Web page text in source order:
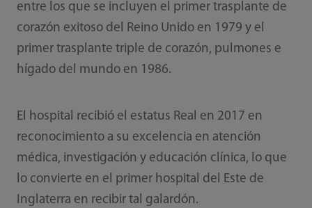
entre los que se incluyen el primer trasplante de
corazón exitoso del Reino Unido en 1979 y el
primer trasplante triple de corazón, pulmones e
hígado del mundo en 1986.
El hospital recibió el estatus Real en 2017 en
reconocimiento a su excelencia en atención
médica, investigación y educación clínica, lo que
lo convierte en el primer hospital del Este de
Inglaterra en recibir tal galardón.